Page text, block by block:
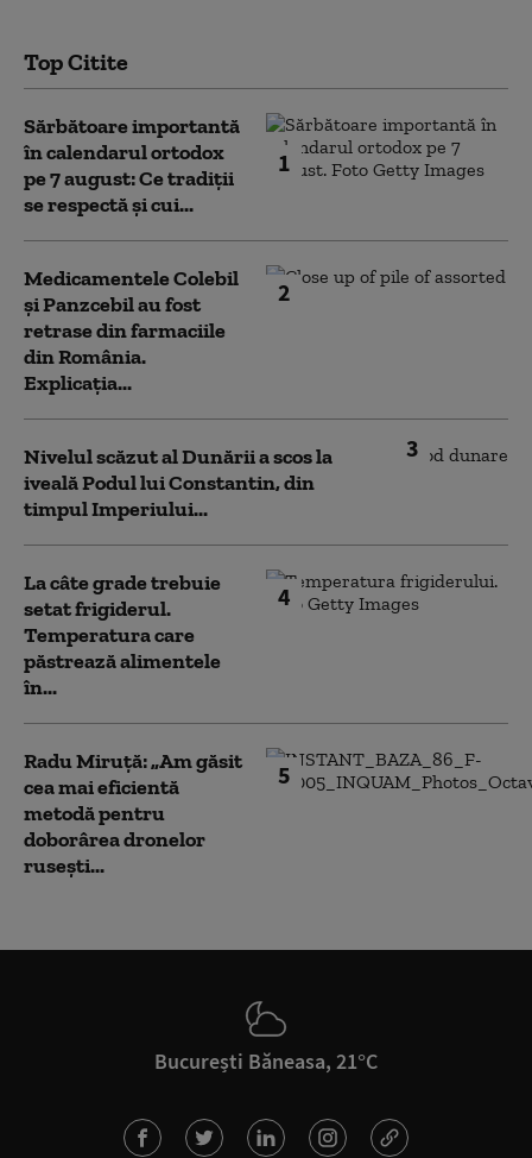
Top Citite
1
Sărbătoare importantă
în calendarul ortodox
pe 7 august: Ce tradiții
se respectă și cui...
2
Medicamentele Colebil
și Panzcebil au fost
retrase din farmaciile
din România.
Explicația...
3
Nivelul scăzut al Dunării a scos la
iveală Podul lui Constantin, din
timpul Imperiului...
4
La câte grade trebuie
setat frigiderul.
Temperatura care
păstrează alimentele
în...
5
Radu Miruță: „Am găsit
cea mai eficientă
metodă pentru
doborârea dronelor
rusești...
București Băneasa, 21°C